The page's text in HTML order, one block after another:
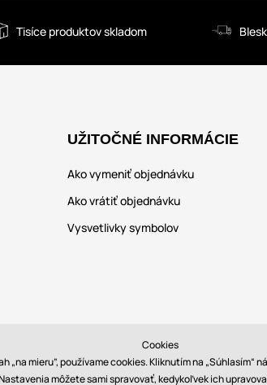
Tisíce produktov skladom
UŽITOČNÉ INFORMÁCIE
Ako vymeniť objednávku
Ako vrátiť objednávku
Vysvetlivky symbolov
Cookies
„na mieru”, používame cookies. Kliknutím na
môžete sami spravovať, kedykoľvek ich